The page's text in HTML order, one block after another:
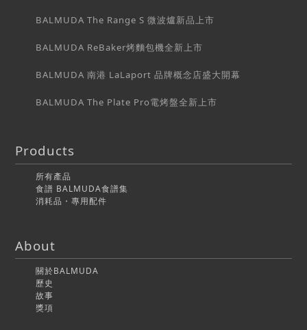
BALMUDA The Range S 微波爐新品上市
BALMUDA ReBaker烤麵包機全新上市
BALMUDA 南港 LaLaport 品牌概念店盛大開幕
BALMUDA The Plate Pro電烤盤全新上市
Products
所有產品
食譜 BALMUDA食譜集
消耗品・專用配件
About
關於BALMUDA
歷史
故事
獎項